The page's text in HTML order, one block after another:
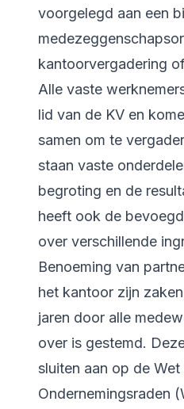
voorgelegd aan een
kantoorvergadering
Alle vaste
lid van de KV en
samen om te
staan vaste
begroting en de
heeft ook de
over verschillende
Benoeming van
het kantoor zijn
jaren door alle
over is gestemd.
sluiten aan op de
Ondernemingsraden